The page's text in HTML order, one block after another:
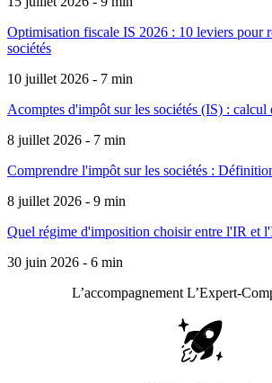
Optimisation fiscale IS 2026 : 10 leviers pour
sociétés
10 juillet 2026 - 7 min
Acomptes d'impôt sur les sociétés (IS) : calcul
8 juillet 2026 - 7 min
Comprendre l'impôt sur les sociétés :
8 juillet 2026 - 9 min
Quel régime d'imposition choisir entre l'IR et
30 juin 2026 - 6 min
L’accompagnement L’Expert-